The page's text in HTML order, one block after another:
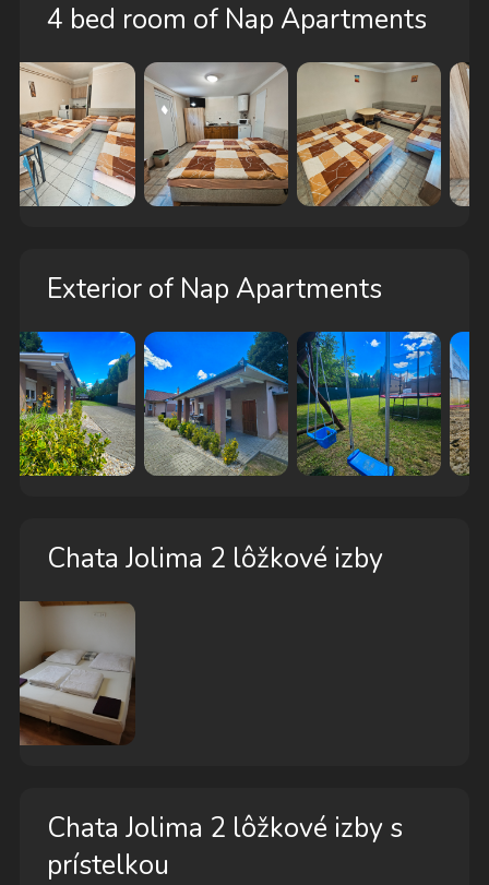
4 bed room of Nap Apartments
Exterior of Nap Apartments
Chata Jolima 2 lôžkové izby
Chata Jolima 2 lôžkové izby s
prístelkou